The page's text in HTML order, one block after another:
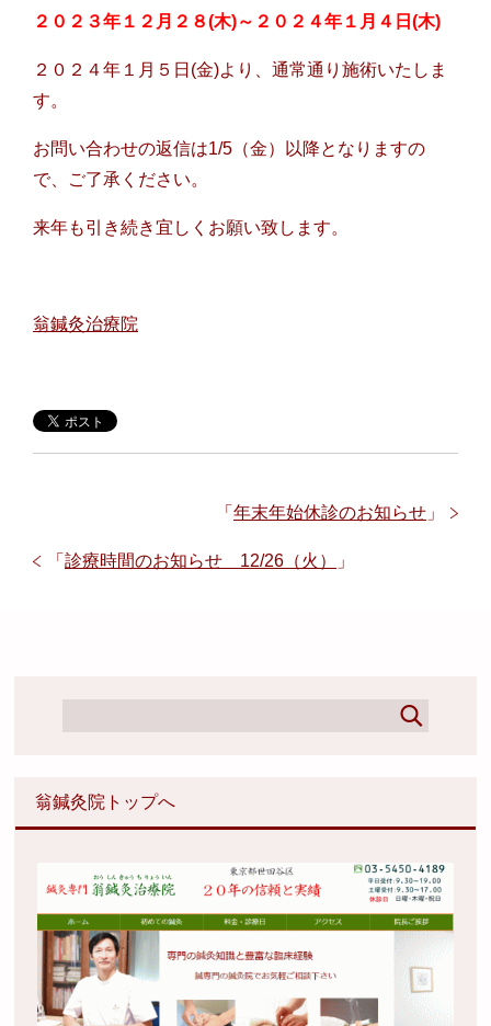
２０２３年１２月２８(木)～２０２４年１月４日(木)
２０２４年１月５日(金)より、通常通り施術いたしま
す。
お問い合わせの返信は1/5（金）以降となりますの
で、ご了承ください。
来年も引き続き宜しくお願い致します。
翁鍼灸治療院
「 年末年始休診のお知らせ 」
「 診療時間のお知らせ 12/26（火） 」
翁鍼灸院トップへ